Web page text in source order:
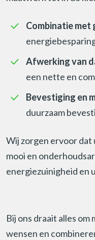
Combinatie
Afwerking van
een nette en
Bevestiging en
duurzaam
Wij zorgen ervoor dat
mooi en
energiezuinigheid en
Bij ons draait alles
wensen en